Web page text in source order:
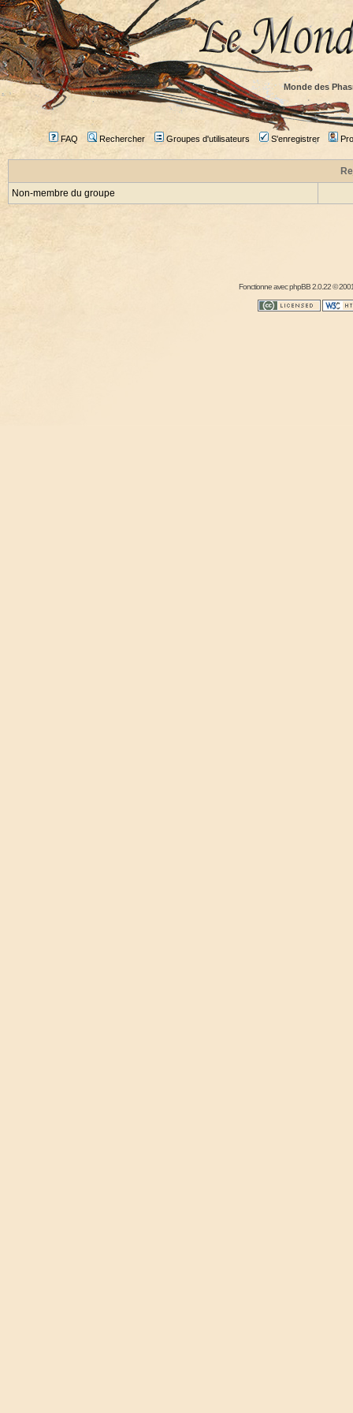
Monde des
FAQ Rechercher Groupes d'utilisateurs S'enregistrer
Non-membre du groupe
Fonctionne avecphpBB2.0.22 ©